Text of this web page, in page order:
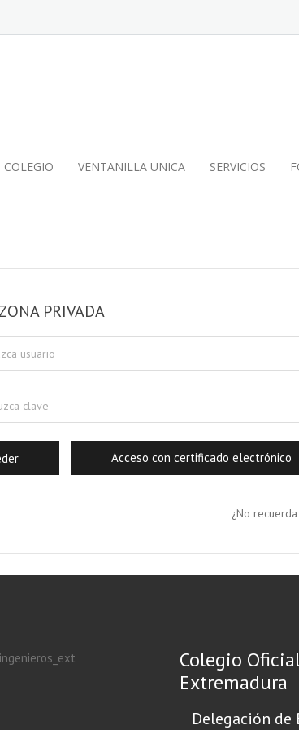
COLEGIO VENTANILLA UNICA SERVICIOS
PRIVADA
Acceso con certificado electrónico
¿No
Colegio
Extremadura
Delegación de